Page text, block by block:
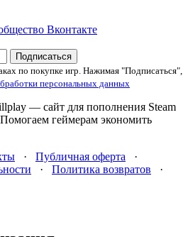
Подписаться
по покупке игр. Нажимая "Подписаться",
персональных данных
— сайт для пополнения Steam
геймерам экономить
· Публичная оферта ·
· Политика возвратов ·